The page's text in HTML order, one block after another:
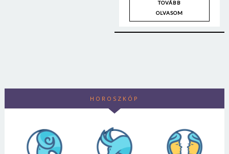
TOVÁBB
OLVASOM
HOROSZKÓP